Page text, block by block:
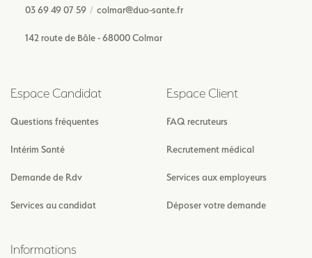
03 69 49 07 59
colmar@duo-sante.fr
142 route de Bâle - 68000 Colmar
Espace Candidat
Questions fréquentes
Intérim Santé
Demande de Rdv
Services au candidat
Espace Client
FAQ recruteurs
Recrutement médical
Services aux employeurs
Déposer votre demande
Informations